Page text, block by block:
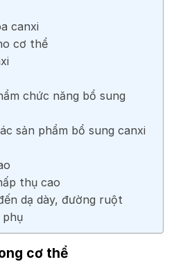
canxi
cơ thể
chức năng bổ sung
sản phẩm bổ sung canxi
thụ cao
dạ dày, đường ruột
phụ
cơ thể